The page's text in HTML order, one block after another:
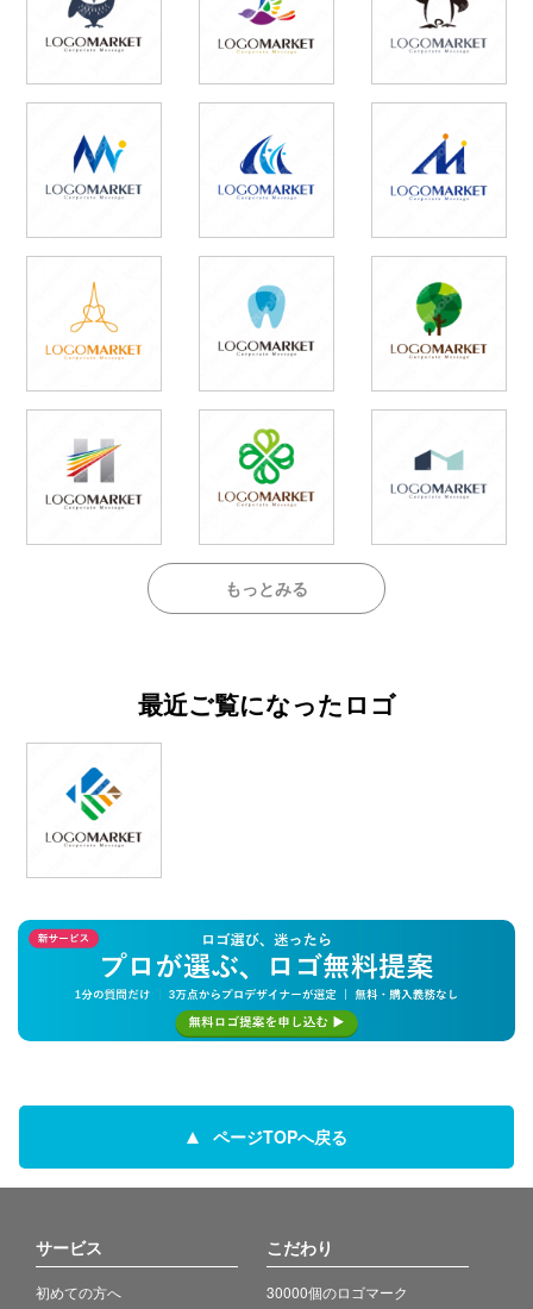
もっとみる
最近ご覧になったロゴ
ページTOPへ戻る
サービス
初めての方へ
こだわり
30000個のロゴマーク